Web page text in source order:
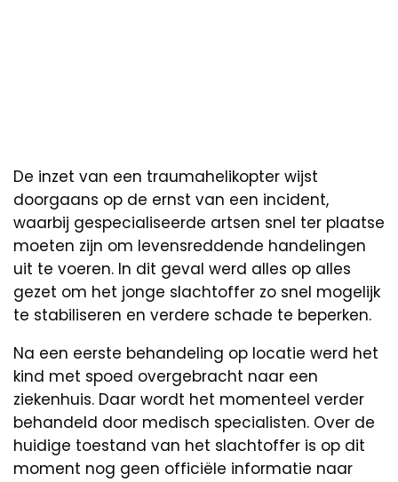
De inzet van een traumahelikopter wijst
doorgaans op de ernst van een incident,
waarbij gespecialiseerde artsen snel ter plaatse
moeten zijn om levensreddende handelingen
uit te voeren. In dit geval werd alles op alles
gezet om het jonge slachtoffer zo snel mogelijk
te stabiliseren en verdere schade te beperken.
Na een eerste behandeling op locatie werd het
kind met spoed overgebracht naar een
ziekenhuis. Daar wordt het momenteel verder
behandeld door medisch specialisten. Over de
huidige toestand van het slachtoffer is op dit
moment nog geen officiële informatie naar